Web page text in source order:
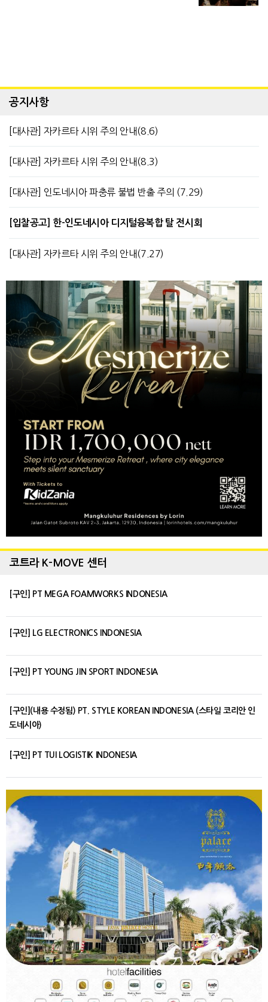
공지사항
[대사관] 자카르타 시위 주의 안내(8.6)
[대사관] 자카르타 시위 주의 안내(8.3)
[대사관] 인도네시아 파충류 불법 반출 주의 (7.29)
[입찰공고] 한-인도네시아 디지털융복합 탈 전시회
[대사관] 자카르타 시위 주의 안내(7.27)
코트라 K-MOVE 센터
[구인] PT MEGA FOAMWORKS INDONESIA
[구인] LG ELECTRONICS INDONESIA
[구인] PT YOUNG JIN SPORT INDONESIA
[구인](내용 수정됨) PT. STYLE KOREAN INDONESIA (스타일 코리안 인
도네시아)
[구인] PT TUI LOGISTIK INDONESIA